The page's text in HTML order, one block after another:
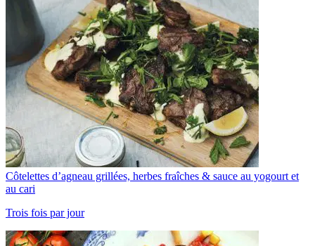
Côtelettes d’agneau grillées, herbes fraîches & sauce au yogourt et
au cari
Trois fois par jour